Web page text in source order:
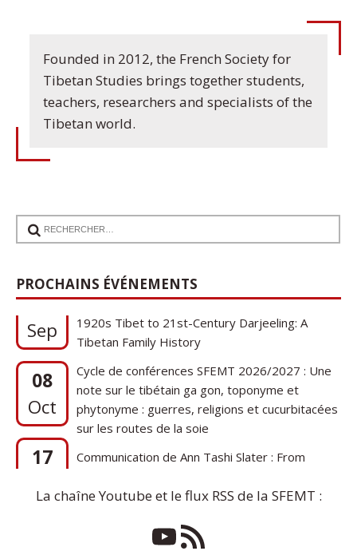
Founded in 2012, the French Society for
Tibetan Studies brings together students,
teachers, researchers and specialists of the
Tibetan world.
PROCHAINS ÉVÉNEMENTS
17
Communication de Ann Tashi Slater : From
1920s Tibet to 21st-Century Darjeeling: A
Tibetan Family History
08
Oct
Cycle de conférences SFEMT 2026/2027 : Une
note sur le tibétain ga gon, toponyme et
phytonyme : guerres, religions et cucurbitacées
sur les routes de la soie
17
Sep
Communication de Ann Tashi Slater : From
1920s Tibet to 21st-Century Darjeeling: A
La chaîne Youtube et le flux RSS de la SFEMT :